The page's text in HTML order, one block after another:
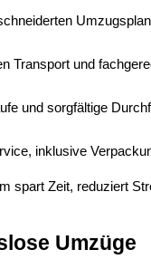
Transport und
und sorgfältige
inklusive
spart Zeit, reduziert
Umzüge